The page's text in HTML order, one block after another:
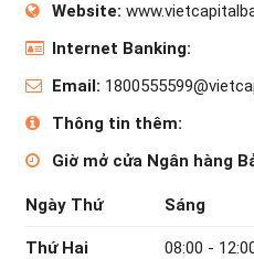
Website:
Internet Banking:
Email:
Thông tin thêm:
Giờ mở cửa Ngân hàng
Ngày Thứ Sáng
Thứ Hai 08:00 -